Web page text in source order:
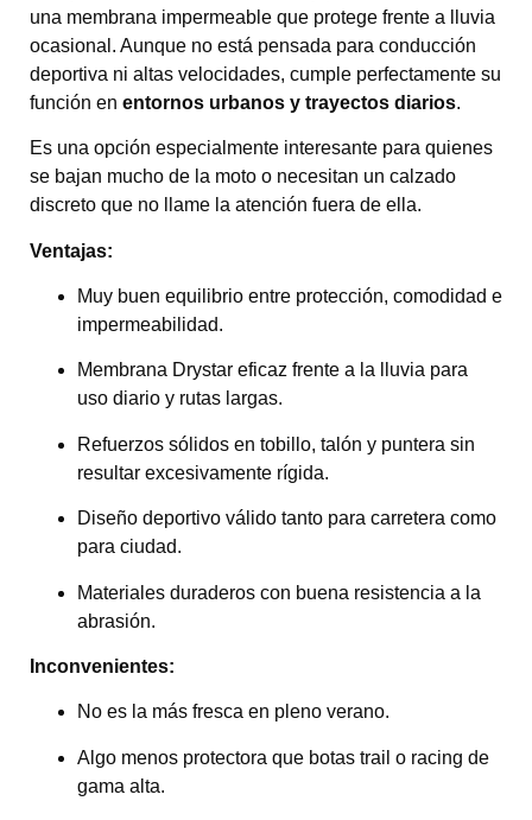
una membrana impermeable que protege frente a lluvia
ocasional. Aunque no está pensada para conducción
deportiva ni altas velocidades, cumple perfectamente su
función en entornos urbanos y trayectos diarios.
Es una opción especialmente interesante para quienes
se bajan mucho de la moto o necesitan un calzado
discreto que no llame la atención fuera de ella.
Ventajas:
Muy buen equilibrio entre protección, comodidad e
impermeabilidad.
Membrana Drystar eficaz frente a la lluvia para
uso diario y rutas largas.
Refuerzos sólidos en tobillo, talón y puntera sin
resultar excesivamente rígida.
Diseño deportivo válido tanto para carretera como
para ciudad.
Materiales duraderos con buena resistencia a la
abrasión.
Inconvenientes:
No es la más fresca en pleno verano.
Algo menos protectora que botas trail o racing de
gama alta.